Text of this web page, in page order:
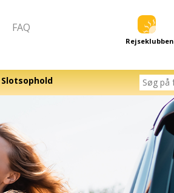
FAQ
Rejseklubben
Slotsophold